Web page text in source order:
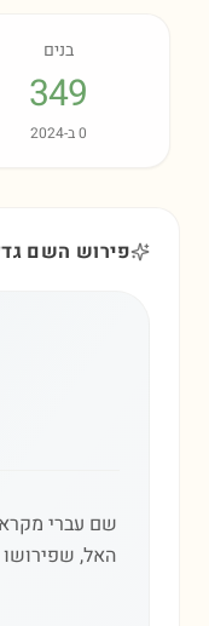
בנים
349
0ב-2024
פירוש השם
שם עברי
האל, שפירושו